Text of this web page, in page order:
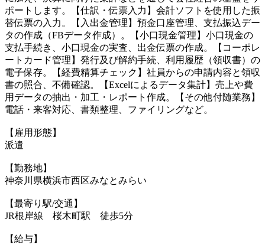
ポートします。【仕訳・伝票入力】会計ソフトを使用した振
替伝票の入力。【入出金管理】預金口座管理、支払振込デー
タの作成（FBデータ作成）。【小口現金管理】小口現金の
支払手続き、小口現金の実査、出金伝票の作成。【コーポレ
ートカード管理】発行及び解約手続、利用履歴（領収書）の
電子保存。【経費精算チェック】社員からの申請内容と領収
書の照合、不備確認。【Excelによるデータ集計】売上や費
用データの抽出・加工・レポート作成。【その他付随業務】
電話・来客対応、書類整理、ファイリングなど。
【雇用形態】
派遣
【勤務地】
神奈川県横浜市西区みなとみらい
【最寄り駅/交通】
JR根岸線 桜木町駅 徒歩5分
【給与】